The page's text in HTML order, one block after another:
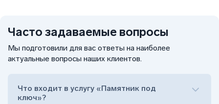
Часто задаваемые вопросы
Мы подготовили для вас ответы на наиболее
актуальные вопросы наших клиентов.
Что входит в услугу «Памятник под
ключ»?